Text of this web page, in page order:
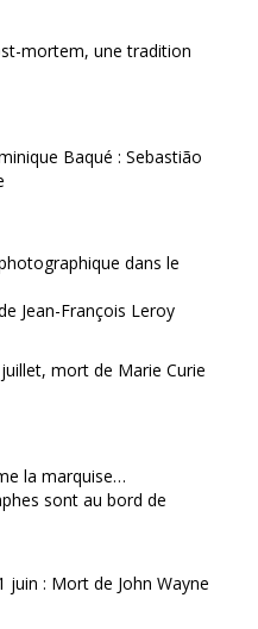
mortem, une tradition
Baqué : Sebastião
dans le
Jean-François Leroy
juillet, mort de Marie Curie
la marquise…
sont au bord de
juin : Mort de John Wayne